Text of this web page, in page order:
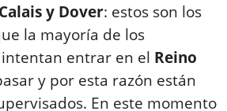
Calais y Dover: estos son los
la mayoría de los
entrar en el Reino
y por esta razón están
En este momento